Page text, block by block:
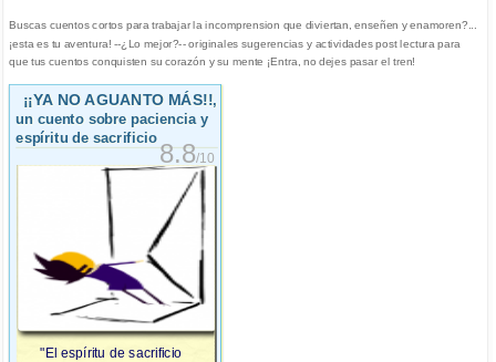
Buscas cuentos cortos para trabajar la incomprension que diviertan, enseñen y enamoren?...
¡esta es tu aventura! --¿Lo mejor?-- originales sugerencias y actividades post lectura para
que tus cuentos conquisten su corazón y su mente ¡Entra, no dejes pasar el tren!
¡¡YA NO AGUANTO MÁS!!,
un cuento sobre paciencia y
espíritu de sacrificio
8.8/10
"El espíritu de sacrificio